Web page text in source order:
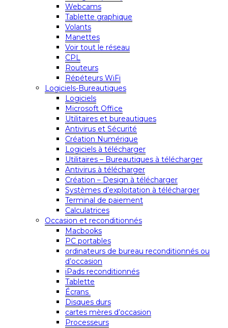
Webcams
Tablette graphique
Volants
Manettes
Voir tout le réseau
CPL
Routeurs
Répéteurs WiFi
Logiciels-Bureautiques
Logiciels
Microsoft Office
Utilitaires et bureautiques
Antivirus et Sécurité
Création Numérique
Logiciels à télécharger
Utilitaires – Bureautiques à télécharger
Antivirus à télécharger
Création – Design à télécharger
Systèmes d’exploitation à télécharger
Terminal de paiement
Calculatrices
Occasion et reconditionnés
Macbooks
PC portables
ordinateurs de bureau reconditionnés ou
d’occasion
iPads reconditionnés
Tablette
Écrans
Disques durs
cartes mères d’occasion
Processeurs